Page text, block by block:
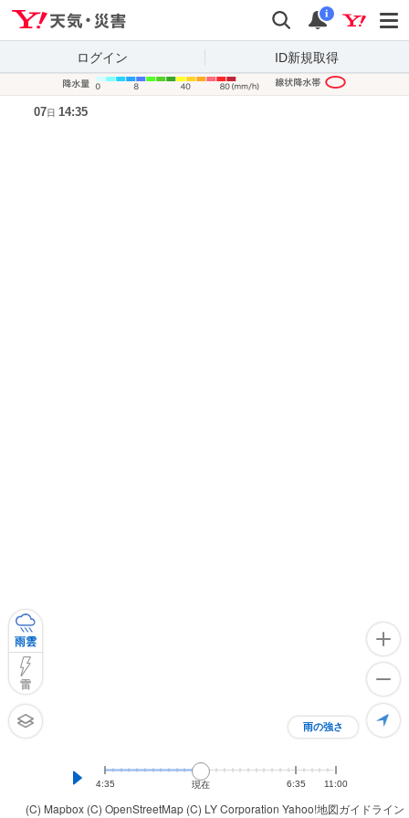
検索 通知
i
ログイン ID新規取得
(C) Mapbox (C) OpenStreetMap (C) LY Corporation Yahoo!地図ガイドライン
雨の強さ
雨雲
雷
4:35 現在 6:35 11:00
07日 14:35